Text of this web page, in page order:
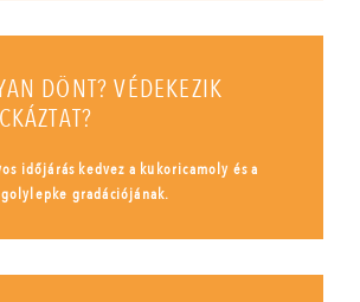
DÖNT? VÉDEKEZIK
időjárás kedvez a kukoricamoly és a
gradációjának.